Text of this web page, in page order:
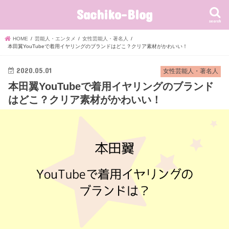
Sachiko-Blog search
HOME 芸能人・エンタメ
女性芸能人・著名人
本田翼YouTubeで着用イヤリングのブランドはどこ？クリア素材がかわいい！
女性芸能人・著名人
2020.05.01
本田翼YouTubeで着用イヤリングのブランド
はどこ？クリア素材がかわいい！